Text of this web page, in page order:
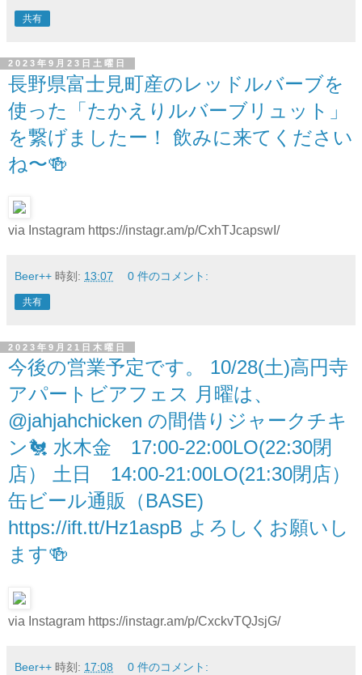
共有
2023年9月23日土曜日
長野県富士見町産のレッドルバーブを
使った「たかえりルバーブリュット」
を繋げましたー！ 飲みに来てください
ね〜🍻
via Instagram https://instagr.am/p/CxhTJcapswI/
Beer++ 時刻: 13:07 0 件のコメント:
共有
2023年9月21日木曜日
今後の営業予定です。 10/28(土)高円寺
アパートビアフェス 月曜は、
@jahjahchicken の間借りジャークチキ
ン🐔 水木金 17:00-22:00LO(22:30閉
店） 土日 14:00-21:00LO(21:30閉店）
缶ビール通販（BASE)
https://ift.tt/Hz1aspB よろしくお願いし
ます🍻
via Instagram https://instagr.am/p/CxckvTQJsjG/
Beer++ 時刻: 17:08 0 件のコメント: